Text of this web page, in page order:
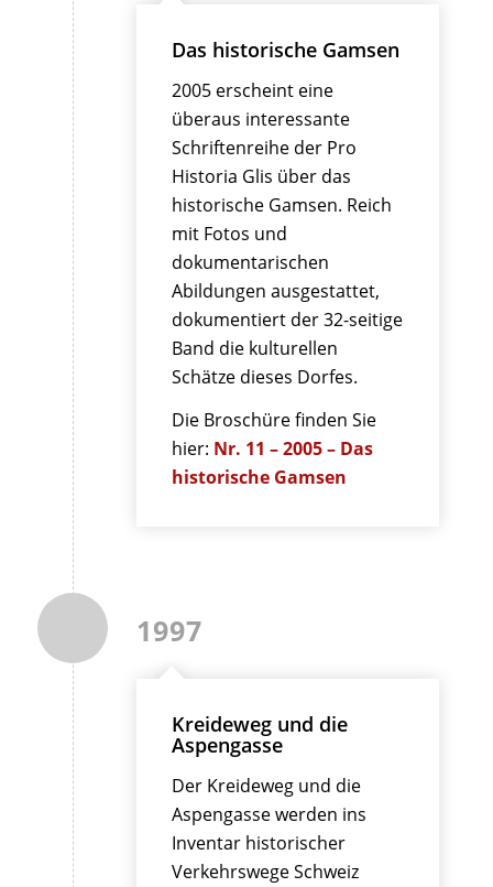
Das historische Gamsen
2005 erscheint eine
überaus interessante
Schriftenreihe der Pro
Historia Glis über das
historische Gamsen. Reich
mit Fotos und
dokumentarischen
Abildungen ausgestattet,
dokumentiert der 32-seitige
Band die kulturellen
Schätze dieses Dorfes.
Die Broschüre finden Sie
hier: Nr. 11 – 2005 – Das
historische Gamsen
1997
Kreideweg und die
Aspengasse
Der Kreideweg und die
Aspengasse werden ins
Inventar historischer
Verkehrswege Schweiz